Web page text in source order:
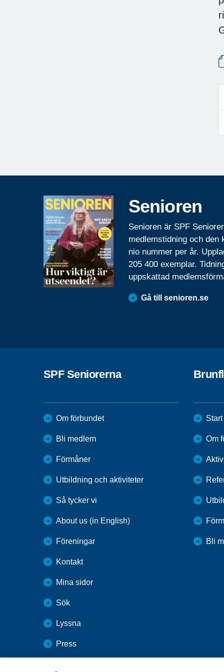
Senioren
Senioren är SPF
medlemstidning och den
nio nummer per år.
205 400 exemplar.
uppskattad
Gå till senioren.se
SPF Seniorerna
Om förbundet
Bli medlem
Förmåner
Utbildning och aktiviteter
Så tycker vi
About us (in English)
Föreningar
Kontakt
Mina sidor
Sök
Lyssna
Press
Start
Om
Bli